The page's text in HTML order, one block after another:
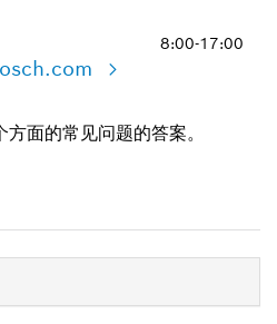
8:00-17:00
面的常见问题的答案。